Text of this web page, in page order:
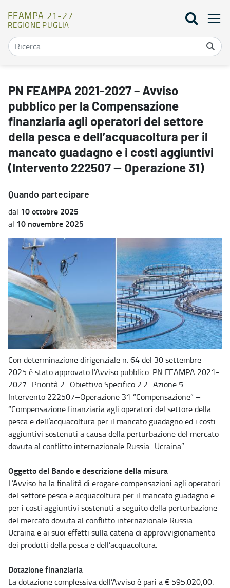
FEAMPA 21-27
REGIONE PUGLIA
PN FEAMPA 2021-2027 – Avviso
pubblico per la Compensazione
finanziaria agli operatori del settore
della pesca e dell’acquacoltura per il
mancato guadagno e i costi aggiuntivi
(Intervento 222507 — Operazione 31)
Quando partecipare
dal 10 ottobre 2025
al 10 novembre 2025
Con determinazione dirigenziale n. 64 del 30 settembre
2025 è stato approvato l’Avviso pubblico: PN FEAMPA 2021-
2027–Priorità 2–Obiettivo Specifico 2.2–Azione 5–
Intervento 222507–Operazione 31 “Compensazione” –
“Compensazione finanziaria agli operatori del settore della
pesca e dell’acquacoltura per il mancato guadagno ed i costi
aggiuntivi sostenuti a causa della perturbazione del mercato
dovuta al conflitto internazionale Russia–Ucraina”.
Oggetto del Bando e descrizione della misura
L’Avviso ha la finalità di erogare compensazioni agli operatori
del settore pesca e acquacoltura per il mancato guadagno e
per i costi aggiuntivi sostenuti a seguito della perturbazione
del mercato dovuta al conflitto internazionale Russia-
Ucraina e ai suoi effetti sulla catena di approvvigionamento
dei prodotti della pesca e dell’acquacoltura.
Dotazione finanziaria
La dotazione complessiva dell’Avviso è pari a € 595.020,00.